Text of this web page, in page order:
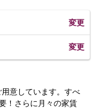
変更
変更
意しています。すべ
！さらに月々の家賃